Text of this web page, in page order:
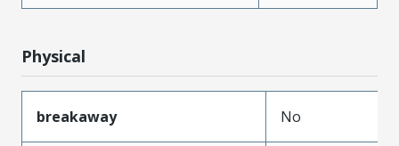
Physical
breakaway No